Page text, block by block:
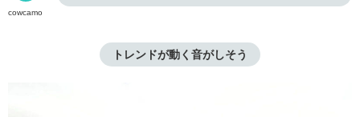
cowcamo
トレンドが動く音がしそう